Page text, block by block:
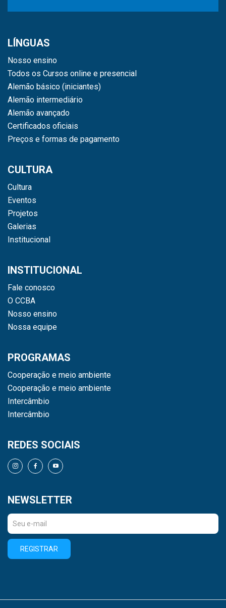
LÍNGUAS
Nosso ensino
Todos os Cursos online e presencial
Alemão básico (iniciantes)
Alemão intermediário
Alemão avançado
Certificados oficiais
Preços e formas de pagamento
CULTURA
Cultura
Eventos
Projetos
Galerias
Institucional
INSTITUCIONAL
Fale conosco
O CCBA
Nosso ensino
Nossa equipe
PROGRAMAS
Cooperação e meio ambiente
Cooperação e meio ambiente
Intercâmbio
Intercâmbio
REDES SOCIAIS
NEWSLETTER
REGISTRAR